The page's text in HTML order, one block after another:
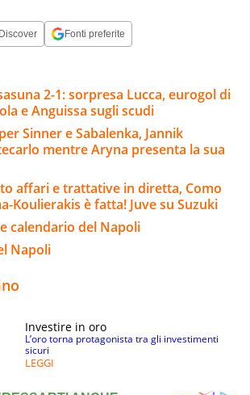
Fonti preferite
2-1: sorpresa Lucca, eurogol di
e Anguissa sugli scudi
Sinner e Sabalenka, Jannik
mentre Aryna presenta la sua
affari e trattative in diretta, Como
Koulierakis è fatta! Juve su Suzuki
calendario del Napoli
Napoli
Investire in oro
L’oro torna protagonista tra gli investimenti
sicuri
LEGGI